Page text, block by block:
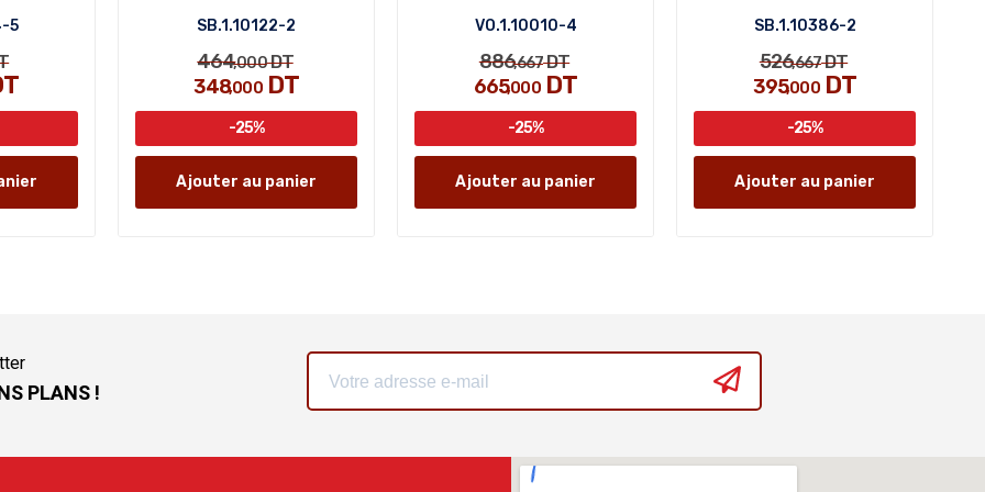
5 SB.1.10122-2
464,000DT
348,000DT
-25%
Ajouter au panier
VO.1.10010-4
886,667DT
665,000DT
-25%
Ajouter au panier
SB.1.10386-2
526,667DT
395,000DT
-25%
Ajouter au panier
PLANS !